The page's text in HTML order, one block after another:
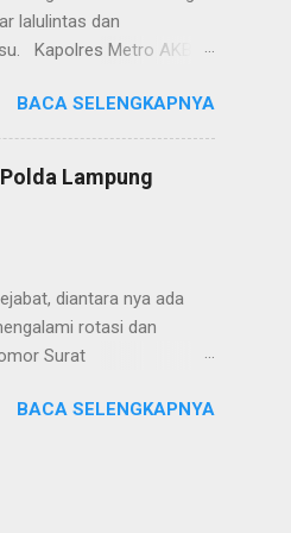
lalulintas dan
Kapolres Metro AKBP
Taqwa, Jalan AH
Polres Metro
tepatnya di TL Taqwa
bongkar muat tepung
BACA SELENGKAPNYA
Lampung
diantara nya ada
rotasi dan
Surat
tersebut ada
dimutasikan sebagai
nya menjabat DIR TAHTI
BACA SELENGKAPNYA